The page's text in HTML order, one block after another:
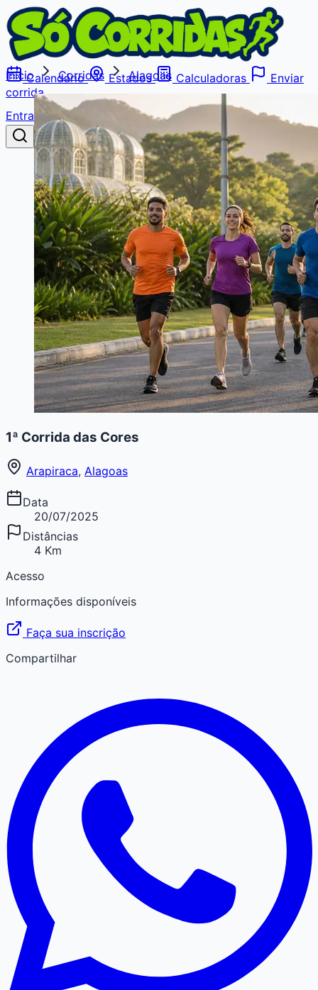
Calendário Estados Calculadoras
Enviar
corrida
Entrar
Início Corridas Alagoas
1ª Corrida das Cores
Arapiraca, Alagoas
Data
20/07/2025
Distâncias
4 Km
Acesso
Informações disponíveis
Faça sua inscrição
Compartilhar